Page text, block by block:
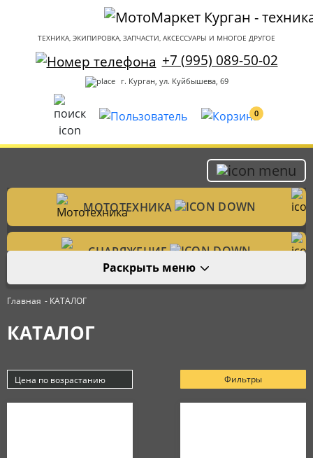
ТЕХНИКА, ЭКИПИРОВКА, ЗАПЧАСТИ, АКСЕССУАРЫ И МНОГОЕ ДРУГОЕ
+7 (995) 089-50-02
г. Курган, ул. Куйбышева, 69
0
МОТОТЕХНИКА
Мотоциклы
Велотехника
СНАРЯЖЕНИЕ
Мотошлемы
Очки
Защитная амуниция
Джерси
Аксессуары
Тормозная система
Моторные масла
Смазки
Раскрыть меню
Главная - КАТАЛОГ
Цена по возрастанию
Новинки
Популярные
КАТАЛОГ
Фильтры